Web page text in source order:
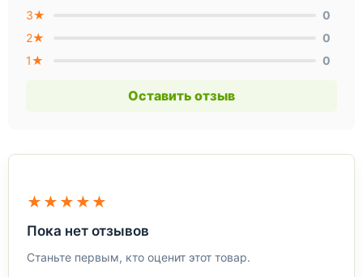
3★
0
2★
0
1★
0
Оставить отзыв
★★★★★
Пока нет отзывов
Станьте первым, кто оценит этот товар.